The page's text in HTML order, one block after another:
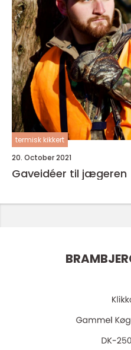
termisk kikkert
20. October 2021
Gaveidéer til jægeren